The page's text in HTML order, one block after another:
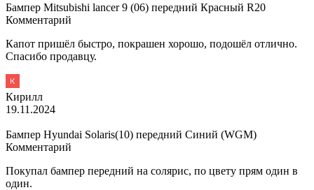
Бампер Mitsubishi lancer 9 (06) передний Красный R20
Комментарий
Капот пришёл быстро, покрашен хорошо, подошёл отлично.
Спасибо продавцу.
Кирилл
19.11.2024
Бампер Hyundai Solaris(10) передний Синий (WGM)
Комментарий
Покупал бампер передний на солярис, по цвету прям один в
один.